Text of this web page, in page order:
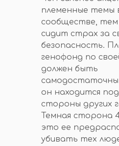
племенные темы
сообществе, тем
сидит страх за
безопасность.
генофонд по
должен быть
он находится
стороны других
Темная сторона
это ее
убивать тех